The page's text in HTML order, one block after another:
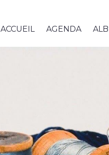
ACCUEIL AGENDA